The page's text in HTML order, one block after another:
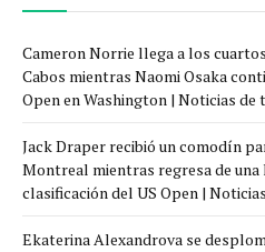
Cameron Norrie llega a los
Cabos mientras Naomi Osaka
Open en Washington | Noticias de
Jack Draper recibió un comodín
Montreal mientras regresa de una
clasificación del US Open |
Ekaterina Alexandrova se